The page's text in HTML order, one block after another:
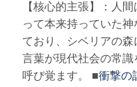
【核心的主張】：人
って本来持っていた
ており、シベリアの
言葉が現代社会の常
呼び覚ます。 ■衝撃の